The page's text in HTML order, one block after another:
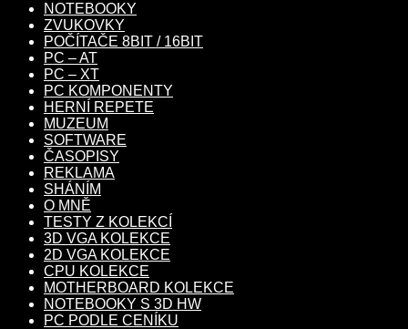
NOTEBOOKY
ZVUKOVKY
POČÍTAČE 8BIT / 16BIT
PC – AT
PC – XT
PC KOMPONENTY
HERNÍ REPETE
MUZEUM
SOFTWARE
ČASOPISY
REKLAMA
SHÁNÍM
O MNĚ
TESTY Z KOLEKCÍ
3D VGA KOLEKCE
2D VGA KOLEKCE
CPU KOLEKCE
MOTHERBOARD KOLEKCE
NOTEBOOKY S 3D HW
PC PODLE CENÍKU